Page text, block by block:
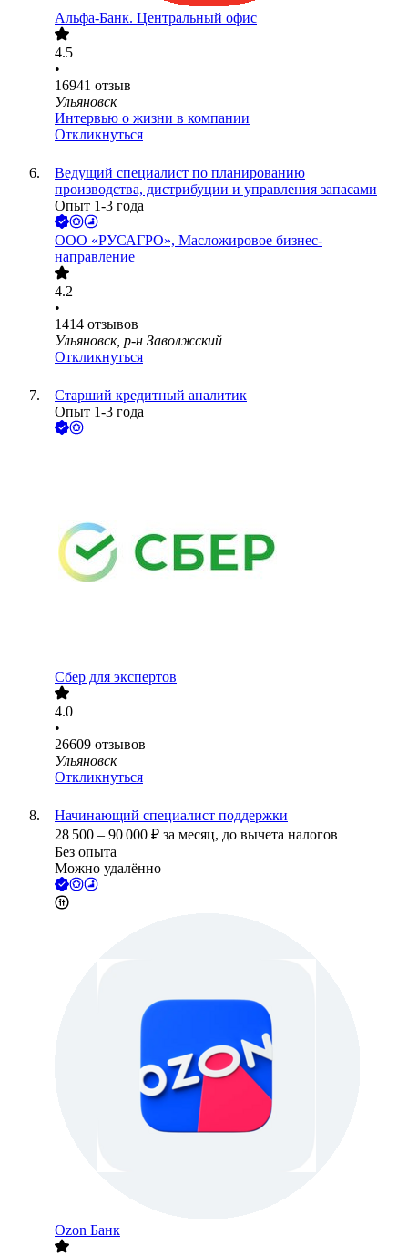
Альфа-Банк. Центральный офис
4.5
•
16941 отзыв
Ульяновск
Интервью о жизни в компании
Откликнуться
Ведущий специалист по планированию
производства, дистрибуции и управления запасами
Опыт 1-3 года
ООО «РУСАГРО», Масложировое бизнес-
направление
4.2
•
1414 отзывов
Ульяновск, р-н Заволжский
Откликнуться
Старший кредитный аналитик
Опыт 1-3 года
Сбер для экспертов
4.0
•
26609 отзывов
Ульяновск
Откликнуться
Начинающий специалист поддержки
28 500 – 90 000 ₽ за месяц, до вычета налогов
Без опыта
Можно удалённо
Ozon Банк